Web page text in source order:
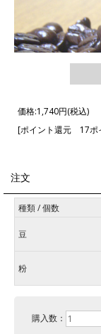
すっきりした中にも
個数も選択し、お選び
１００グラム×２を1
能です。
価格:1,740円(税込)
[ポイント還元 17ポ
注文
種類 / 個数
豆
粉
購入数：